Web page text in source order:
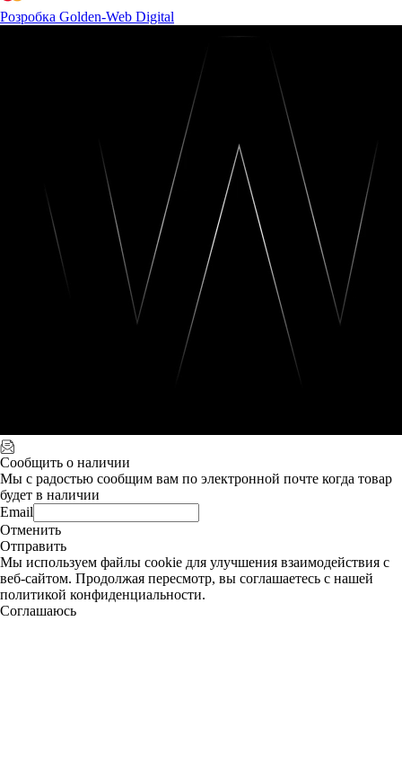
Розробка Golden-Web Digital
Сообщить о наличии
Мы с радостью сообщим вам по электронной почте когда товар
будет в наличии
Email
Отменить
Отправить
Мы используем файлы cookie для улучшения взаимодействия с
веб-сайтом. Продолжая пересмотр, вы соглашаетесь с нашей
политикой конфиденциальности.
Соглашаюсь